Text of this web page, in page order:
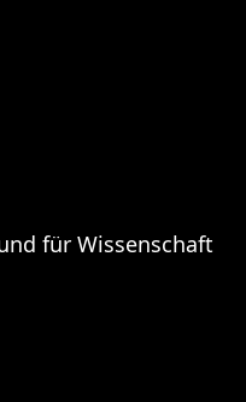
für Wissenschaft